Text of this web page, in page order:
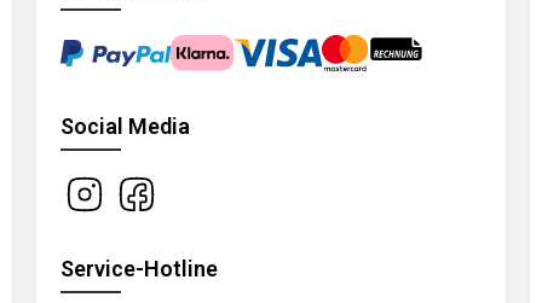
Social Media
Service-Hotline